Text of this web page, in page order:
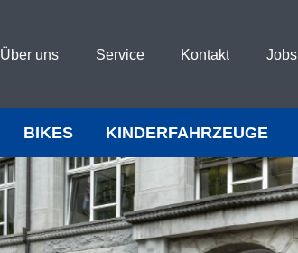
Über uns Service Kontakt Jobs
BIKES KINDERFAHRZEUGE